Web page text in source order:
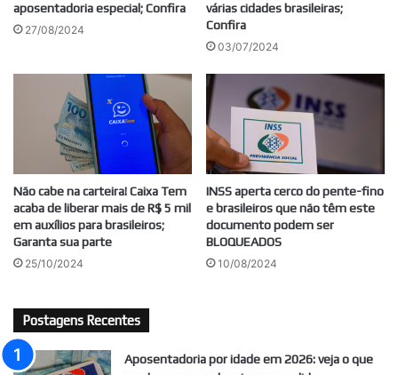
aposentadoria especial; Confira
27/08/2024
várias cidades brasileiras;
Confira
03/07/2024
Não cabe na carteira! Caixa Tem
acaba de liberar mais de R$ 5 mil
em auxílios para brasileiros;
Garanta sua parte
25/10/2024
INSS aperta cerco do pente-fino
e brasileiros que não têm este
documento podem ser
BLOQUEADOS
10/08/2024
Postagens Recentes
Aposentadoria por idade em 2026: veja o que